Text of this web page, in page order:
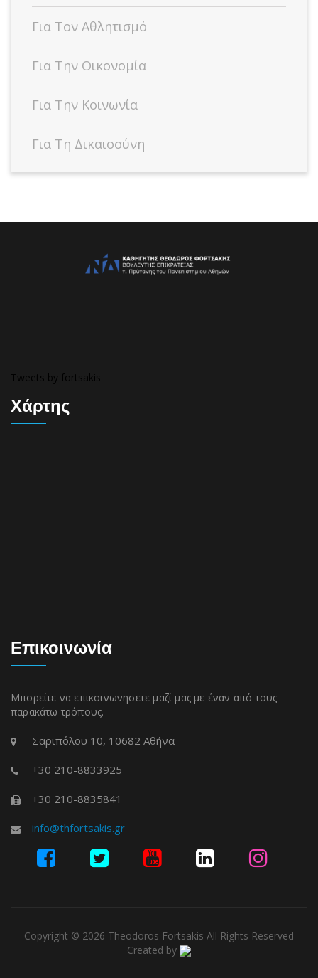
Για Τον Αθλητισμό
Για Την Οικονομία
Για Την Κοινωνία
Για Τη Δικαιοσύνη
Tweets by fortsakis
Χάρτης
Επικοινωνία
Μπορείτε να επικοινωνησετε μαζί μας με έναν από τους
παρακάτω τρόπους.
Σαριπόλου 10, 10682 Αθήνα
+30 210-8833925
+30 210-8835841
info@thfortsakis.gr
Copyright © 2026 Theodoros Fortsakis All Rights Reserved
Created by